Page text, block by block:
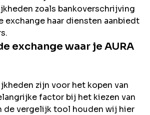
zoals bankoverschrijving
exchange haar diensten aanbiedt
exchange waar je AURA
zijn voor het kopen van
factor bij het kiezen van
de vergelijk tool houden wij hier